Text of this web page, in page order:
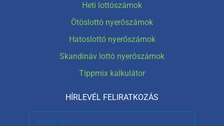
Heti lottószámok
Ötöslottó nyerőszámok
Hatoslottó nyerőszámok
Skandináv lottó nyerőszámok
Tippmix kalkulátor
HÍRLEVÉL FELIRATKOZÁS